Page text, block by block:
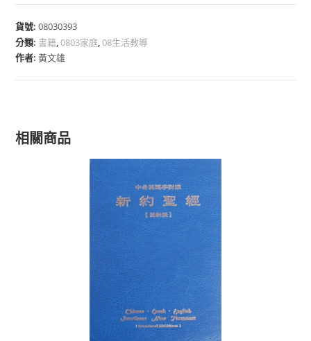
貨號:08030393
分類: 書籍,0803家庭,08生活教導
作者:黃文雄
相關商品